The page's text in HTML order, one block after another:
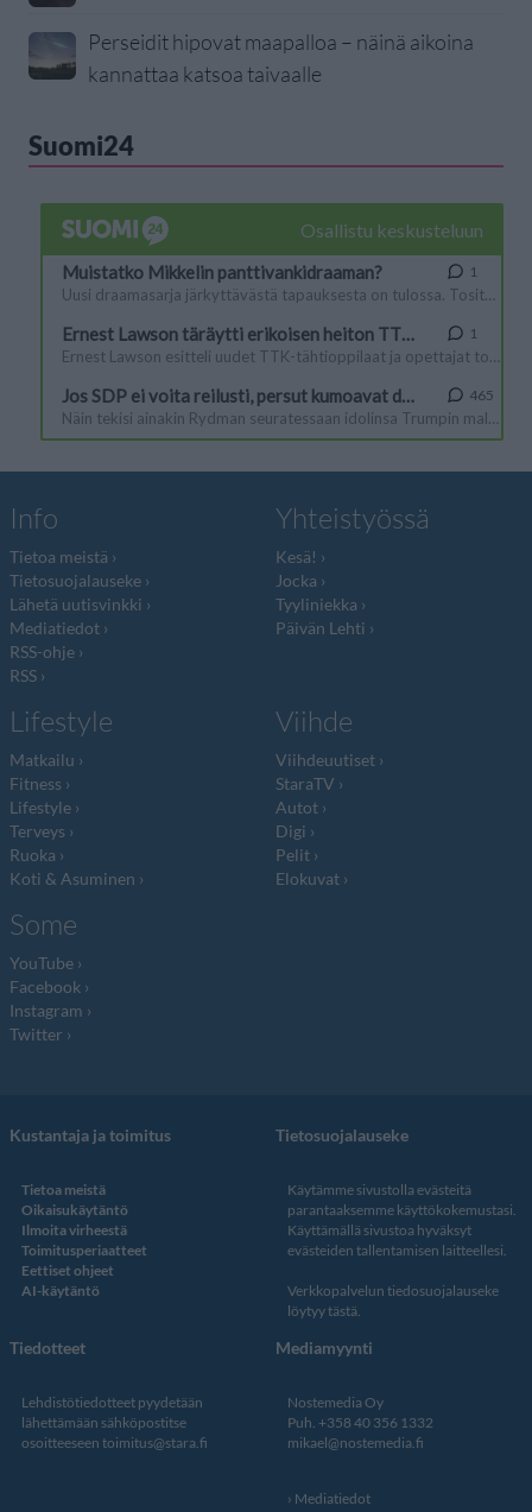
Perseidit hipovat maapalloa – näinä aikoina
kannattaa katsoa taivaalle
Suomi24
Info
Tietoa meistä
Tietosuojalauseke
Lähetä uutisvinkki
Mediatiedot
RSS-ohje
RSS
Yhteistyössä
Kesä!
Jocka
Tyyliniekka
Päivän Lehti
Lifestyle
Matkailu
Fitness
Lifestyle
Terveys
Ruoka
Koti & Asuminen
Viihde
Viihdeuutiset
StaraTV
Autot
Digi
Pelit
Elokuvat
Some
YouTube
Facebook
Instagram
Twitter
Kustantaja ja toimitus
Tietoa meistä
Oikaisukäytäntö
Ilmoita virheestä
Toimitusperiaatteet
Eettiset ohjeet
AI-käytäntö
Tietosuojalauseke
Käytämme sivustolla evästeitä
parantaaksemme käyttökokemustasi.
Käyttämällä sivustoa hyväksyt
evästeiden tallentamisen laitteellesi.
Verkkopalvelun tiedosuojalauseke
löytyy tästä.
Tiedotteet
Lehdistötiedotteet pyydetään
lähettämään sähköpostitse
osoitteeseen toimitus@stara.fi
Mediamyynti
Nostemedia Oy
Puh. +358 40 356 1332
mikael@nostemedia.fi
Mediatiedot